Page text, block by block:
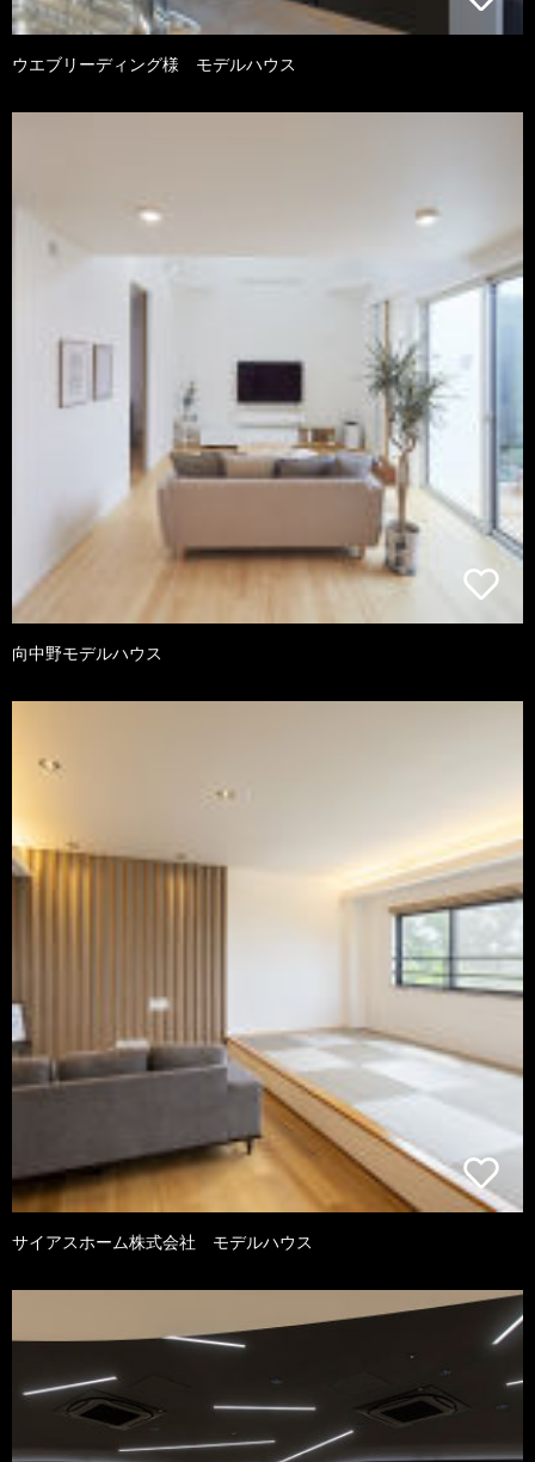
ウエブリーディング様 モデルハウス
向中野モデルハウス
サイアスホーム株式会社 モデルハウス